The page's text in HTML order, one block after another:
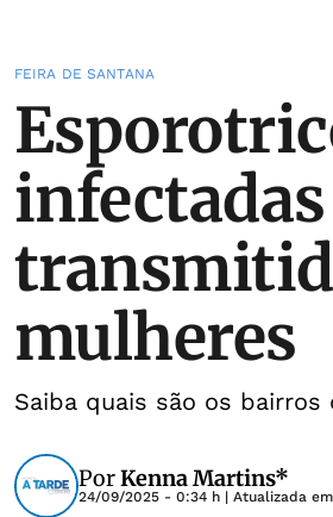
FEIRA DE SANTANA
mulheres
Saiba quais são os
PorKenna Martins*
24/09/2025 - 0:34 h | Atualizada em